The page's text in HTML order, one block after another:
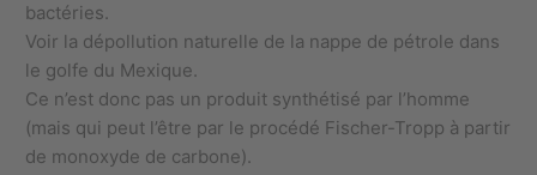
bactéries.
Voir la dépollution naturelle de la nappe de pétrole dans
le golfe du Mexique.
Ce n’est donc pas un produit synthétisé par l’homme
(mais qui peut l’être par le procédé Fischer-Tropp à partir
de monoxyde de carbone).